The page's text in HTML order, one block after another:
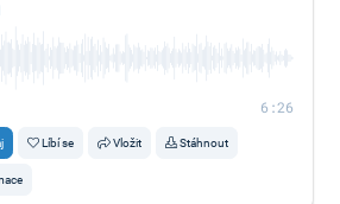
6:26
Líbí se Vložit Stáhnout